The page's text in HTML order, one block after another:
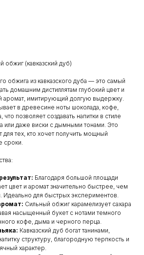
(кавказский дуб)
обжига из кавказского дуба — это самый
домашним дистиллятам глубокий цвет и
аромат, имитирующий долгую выдержку.
в древесине ноты шоколада, кофе,
позволяет создавать напитки в стиле
или даже виски с дымными тонами. Это
для тех, кто хочет получить мощный
сроки.
Благодаря большой площади
цвет и аромат значительно быстрее, чем
Идеально для быстрых экспериментов.
Сильный обжиг карамелизует сахара
насыщенный букет с нотами темного
кофе, дыма и черного перца.
Кавказский дуб богат танинами,
структуру, благородную терпкость и
характер.